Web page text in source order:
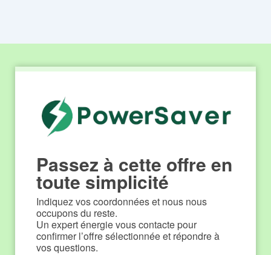
Passez à cette offre en
toute simplicité
Indiquez vos coordonnées et nous nous
occupons du reste.
Un expert énergie vous contacte pour
confirmer l’offre sélectionnée et répondre à
vos questions.